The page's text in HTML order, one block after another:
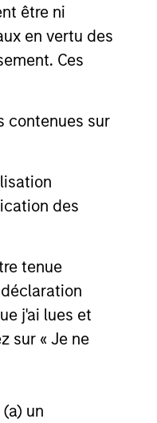
être ni
en vertu des
Ces
contenues sur
des
tenue
j'ai lues et
sur « Je ne
un